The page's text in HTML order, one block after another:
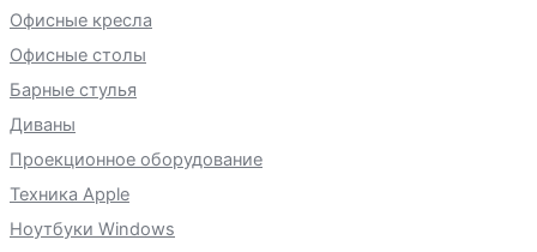
Офисные кресла
Офисные столы
Барные стулья
Диваны
Проекционное оборудование
Техника Apple
Ноутбуки Windows